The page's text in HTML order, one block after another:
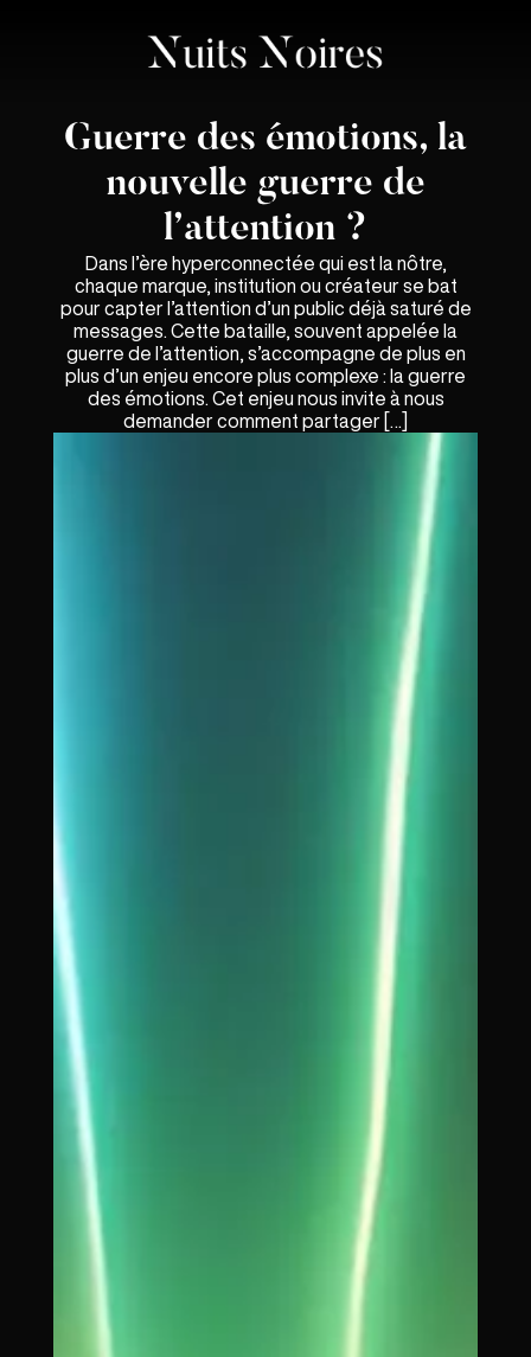
Guerre des émotions, la
nouvelle guerre de
l’attention ?
Dans l’ère hyperconnectée qui est la nôtre,
chaque marque, institution ou créateur se bat
pour capter l’attention d’un public déjà saturé de
messages. Cette bataille, souvent appelée la
guerre de l’attention, s’accompagne de plus en
plus d’un enjeu encore plus complexe : la guerre
des émotions. Cet enjeu nous invite à nous
demander comment partager […]